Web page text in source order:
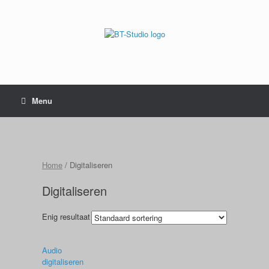
Menu
Home / Digitaliseren
Digitaliseren
Enig resultaat
Audio
digitaliseren